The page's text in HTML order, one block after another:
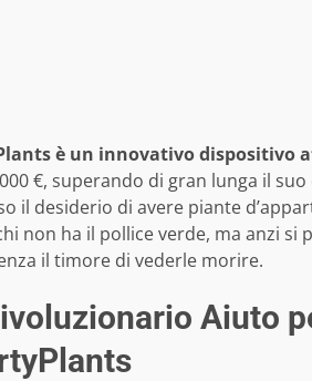
è un innovativo dispositivo
€, superando di gran lunga il
il desiderio di avere piante
non ha il pollice verde, ma anzi
il timore di vederle morire.
Aiuto